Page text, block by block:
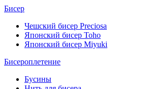
Бисер
Чешский бисер Preciosa
Японский бисер Toho
Японский бисер Miyuki
Бисероплетение
Бусины